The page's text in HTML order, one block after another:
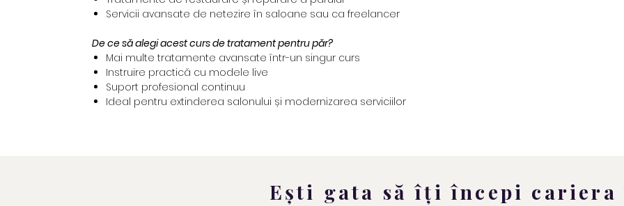
Servicii avansate de netezire în saloane sau ca freelancer
De ce să alegi acest curs de tratament pentru păr?
Mai multe tratamente avansate într-un singur curs
Instruire practică cu modele live
Suport profesional continuu
Ideal pentru extinderea salonului și modernizarea serviciilor
Ești gata să îți începi